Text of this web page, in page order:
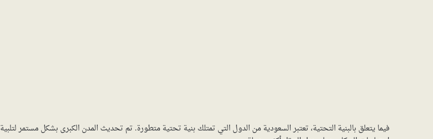
فيما يتعلق بالبنية التحتية، تعتبر السعودية من الدول التي تمتلك بنية تحتية متطورة. تم تحديث المدن الكبرى بشكل مستمر لتلبية